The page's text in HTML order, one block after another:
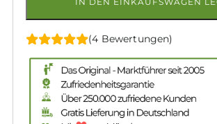
(4 Bewertungen)